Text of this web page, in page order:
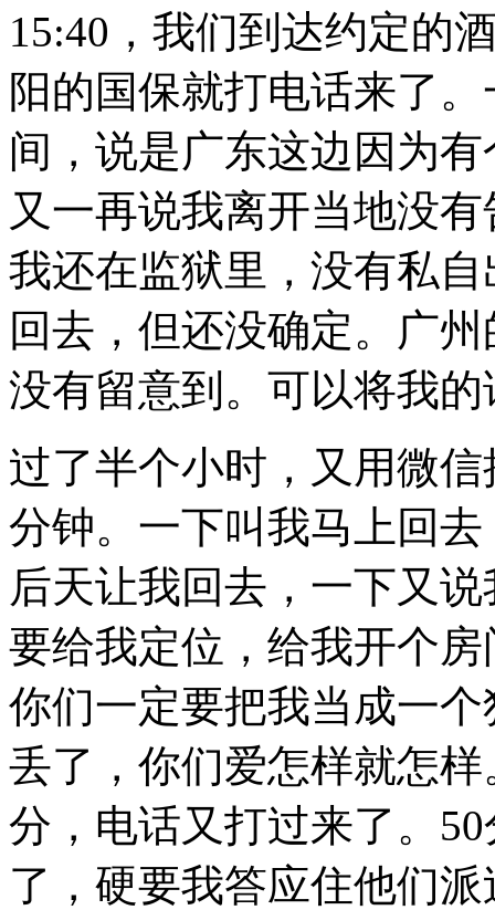
15:40 ，我们到达约定的
阳的国保就打电话来了
间，说是广东这边因为
又一再说我离开当地没
我还在监狱里，没有私
回去，但还没确定。广
没有留意到。可以将我
过了半个小时，又用微
分钟。一下叫我马上回
后天让我回去，一下又
要给我定位，给我开个
你们一定要把我当成一
丢了，你们爱怎样就怎
分，电话又打过来了。 50
了，硬要我答应住他们